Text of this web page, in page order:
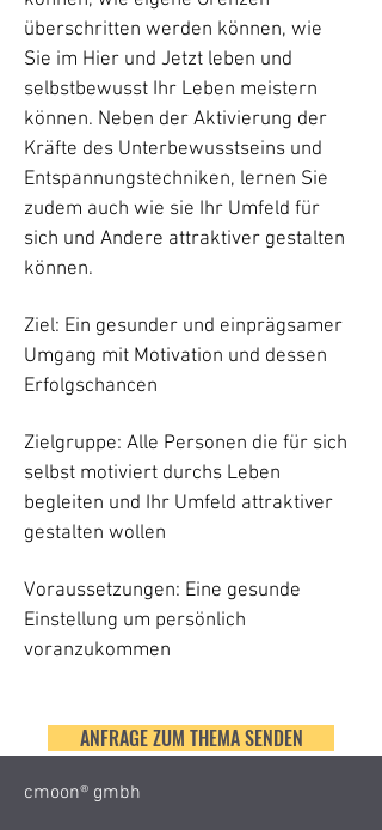
überschritten werden können, wie
Sie im Hier und Jetzt leben und
selbstbewusst Ihr Leben meistern
können. Neben der Aktivierung der
Kräfte des Unterbewusstseins und
Entspannungstechniken, lernen Sie
zudem auch wie sie Ihr Umfeld für
sich und Andere attraktiver gestalten
können.
Ziel: Ein gesunder und einprägsamer
Umgang mit Motivation und dessen
Erfolgschancen
Zielgruppe: Alle Personen die für sich
selbst motiviert durchs Leben
begleiten und Ihr Umfeld attraktiver
gestalten wollen
Voraussetzungen: Eine gesunde
Einstellung um persönlich
voranzukommen
ANFRAGE ZUM THEMA SENDEN
cmoon® gmbh